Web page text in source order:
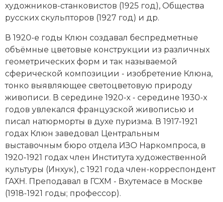
Политическая история
Религия и церковь
Россия
Северная Америка
Специальные исторические дисциплины
СССР
Южная Америка
художников-станковистов (1925 год), Общества
русских скульпторов (1927 год) и др.
В 1920-е годы Клюн создавал беспредметные
объёмные цветовые конструкции из различных
геометрических форм и так называемой
сферической композиции - изобретение Клюна,
тонко выявляющее светоцветовую природу
живописи. В середине 1920-х - середине 1930-х
годов увлекался французской живописью и
писал на­тюр­мор­ты в ду­хе пу­риз­ма. В 1917-1921
годах Клюн заведовал Центральным
выставочным бюро отдела ИЗО Наркомпроса, в
1920-1921 годах член Института художественной
культуры (Инхук), с 1921 года член-корреспондент
ГАХН. Преподавал в ГСХМ - Вхутемасе в Москве
(1918-1921 годы; профессор).